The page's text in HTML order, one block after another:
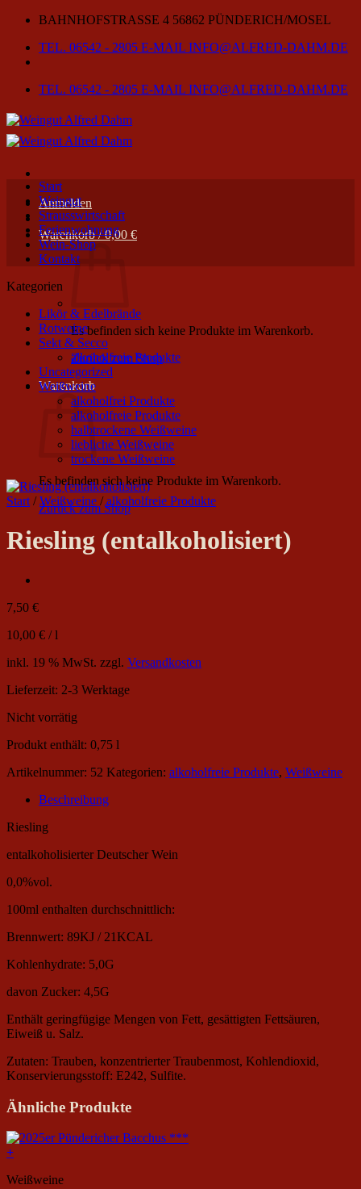
Zum
springen
BAHNHOFSTRASSE 4 56862 PÜNDERICH/MOSEL
TEL. 06542 - 2805 E-MAIL INFO@ALFRED-DAHM.DE
TEL. 06542 - 2805 E-MAIL INFO@ALFRED-DAHM.DE
Anmelden
Warenkorb /0,00 €
Es befinden sich keine Produkte im Warenkorb.
Zurück zum Shop
Warenkorb
Es befinden sich keine Produkte im Warenkorb.
Zurück zum Shop
Start
Weingut
Strausswirtschaft
Ferienwohnung
Wein-Shop
Kontakt
Kategorien
Likör & Edelbrände
Rotweine
Sekt & Secco
alkoholfreie Produkte
Uncategorized
Weißweine
alkoholfrei Produkte
alkoholfreie Produkte
halbtrockene Weißweine
liebliche Weißweine
trockene Weißweine
Start / Weißweine / alkoholfreie Produkte
Riesling (entalkoholisiert)
7,50 €
10,00 € /l
inkl. 19 % MwSt. zzgl. Versandkosten
Lieferzeit: 2-3 Werktage
Nicht vorrätig
Produkt enthält: 0,75 l
Artikelnummer: 52 Kategorien: alkoholfreie Produkte, Weißweine
Beschreibung
Riesling
entalkoholisierter Deutscher Wein
0,0%vol.
100ml enthalten durchschnittlich:
Brennwert: 89KJ / 21KCAL
Kohlenhydrate: 5,0G
davon Zucker: 4,5G
Enthält geringfügige Mengen von Fett, gesättigten Fettsäuren,
Eiweiß u. Salz.
Zutaten: Trauben, konzentrierter Traubenmost, Kohlendioxid,
Konservierungsstoff: E242, Sulfite.
Ähnliche Produkte
+
Weißweine